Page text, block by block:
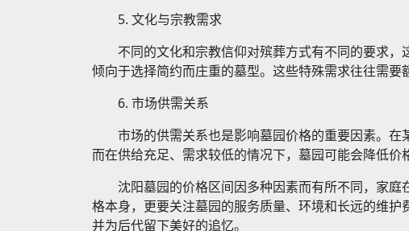
5. 文化与宗教需求
不同的文化和宗教信仰对殡葬方式有不同的要求
倾向于选择简约而庄重的墓型。这些特殊需求往往需要
6. 市场供需关系
市场的供需关系也是影响墓园价格的重要因素。在
而在供给充足、需求较低的情况下，墓园可能会降低价
沈阳墓园的价格区间因多种因素而有所不同，家
格本身，更要关注墓园的服务质量、环境和长远的维
并为后代留下美好的追忆。